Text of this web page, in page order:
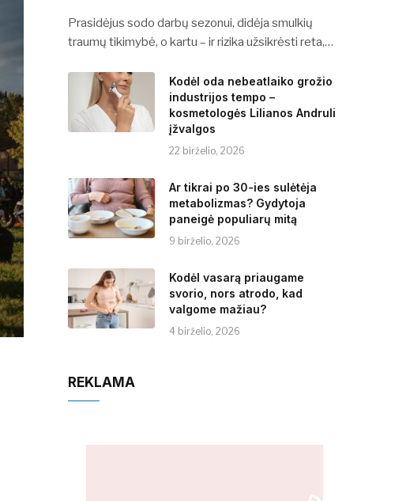
Prasidėjus sodo darbų sezonui, didėja smulkių
traumų tikimybė, o kartu – ir rizika užsikrėsti reta,…
Kodėl oda nebeatlaiko grožio
industrijos tempo –
kosmetologės Lilianos Andruli
įžvalgos
22 birželio, 2026
Ar tikrai po 30-ies sulėtėja
metabolizmas? Gydytoja
paneigė populiarų mitą
9 birželio, 2026
Kodėl vasarą priaugame
svorio, nors atrodo, kad
valgome mažiau?
4 birželio, 2026
REKLAMA